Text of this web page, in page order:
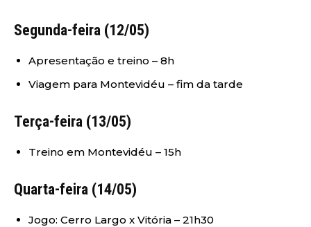
Segunda-feira (12/05)
Apresentação e treino – 8h
Viagem para Montevidéu – fim da tarde
Terça-feira (13/05)
Treino em Montevidéu – 15h
Quarta-feira (14/05)
Jogo: Cerro Largo x Vitória – 21h30